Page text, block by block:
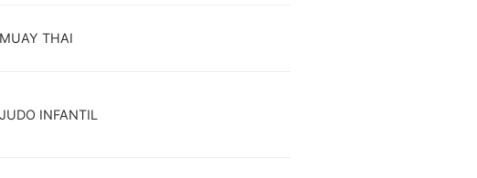
MUAY THAI
JUDO INFANTIL